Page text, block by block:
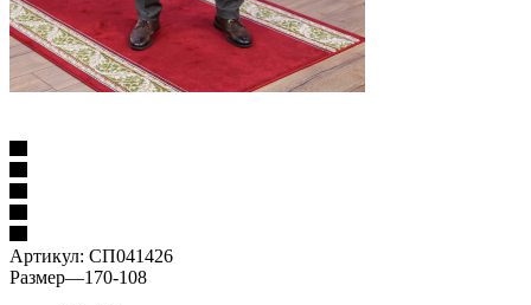
Артикул: СП041426
Размер—170-108